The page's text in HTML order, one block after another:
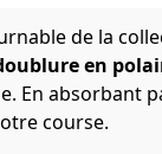
de la
en
En absorbant
course.